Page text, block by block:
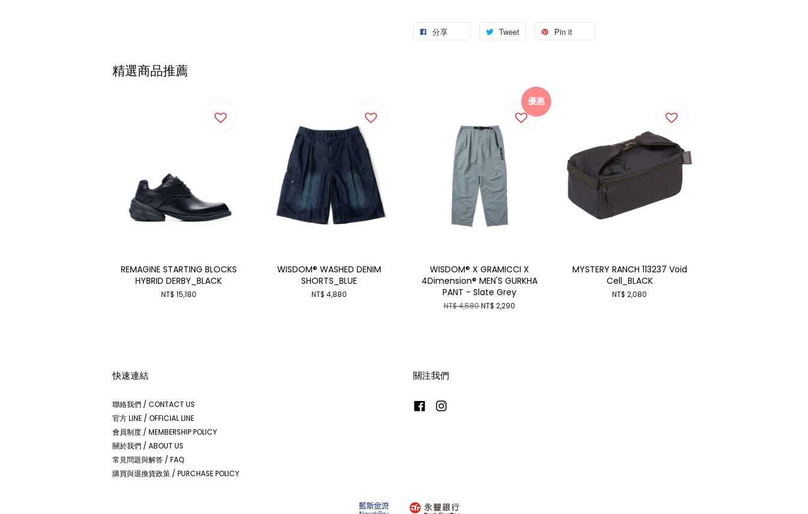
分享 Tweet Pin it
精選商品推薦
REMAGINE STARTING BLOCKS
HYBRID DERBY_BLACK
NT$ 15,180
WISDOM® WASHED DENIM
SHORTS_BLUE
NT$ 4,880
優惠
WISDOM® X GRAMICCI X
4Dimension® MEN'S GURKHA
PANT - Slate Grey
NT$ 4,580NT$ 2,290
MYSTERY RANCH 113237 Void
Cell_BLACK
NT$ 2,080
快速連結
聯絡我們 / CONTACT US
官方 LINE / OFFICIAL LINE
會員制度 / MEMBERSHIP POLICY
關於我們 / ABOUT US
常見問題與解答 / FAQ
購買與退換貨政策 / PURCHASE POLICY
關注我們
Facebook